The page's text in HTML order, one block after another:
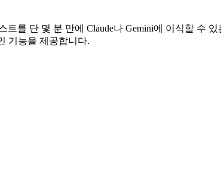
트를 단 몇 분 만에 Claude나 Gemini에 이식할 수
기능을 제공합니다.